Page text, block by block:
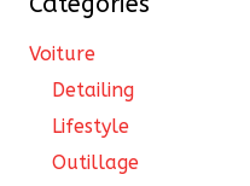
Voiture
Detailing
Lifestyle
Outillage